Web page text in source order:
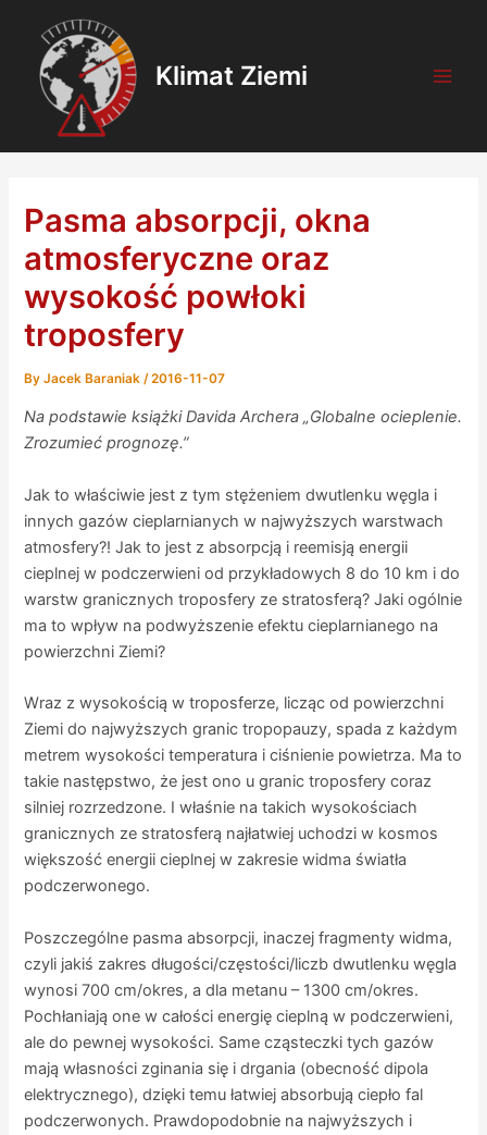
content
Klimat Ziemi
Pasma absorpcji, okna
atmosferyczne oraz
wysokość powłoki
troposfery
ByJacek Baraniak/2016-11-07
Na podstawie książki Davida Archera „Globalne ocieplenie.
Zrozumieć prognozę.”
Jak to właściwie jest z tym stężeniem dwutlenku węgla i
innych gazów cieplarnianych w najwyższych warstwach
atmosfery?! Jak to jest z absorpcją i reemisją energii
cieplnej w podczerwieni od przykładowych 8 do 10 km i do
warstw granicznych troposfery ze stratosferą? Jaki ogólnie
ma to wpływ na podwyższenie efektu cieplarnianego na
powierzchni Ziemi?
Wraz z wysokością w troposferze, licząc od powierzchni
Ziemi do najwyższych granic tropopauzy, spada z każdym
metrem wysokości temperatura i ciśnienie powietrza. Ma to
takie następstwo, że jest ono u granic troposfery coraz
silniej rozrzedzone. I właśnie na takich wysokościach
granicznych ze stratosferą najłatwiej uchodzi w kosmos
większość energii cieplnej w zakresie widma światła
podczerwonego.
Poszczególne pasma absorpcji, inaczej fragmenty widma,
czyli jakiś zakres długości/częstości/liczb dwutlenku węgla
wynosi 700 cm/okres, a dla metanu – 1300 cm/okres.
Pochłaniają one w całości energię cieplną w podczerwieni,
ale do pewnej wysokości. Same cząsteczki tych gazów
mają własności zginania się i drgania (obecność dipola
elektrycznego), dzięki temu łatwiej absorbują ciepło fal
podczerwonych. Prawdopodobnie na najwyższych i
navigation